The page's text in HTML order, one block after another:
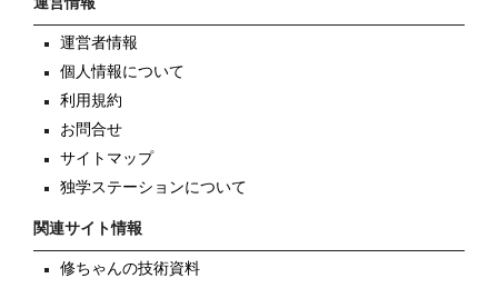
運営者情報
個人情報について
利用規約
お問合せ
サイトマップ
独学ステーションについて
関連サイト情報
修ちゃんの技術資料